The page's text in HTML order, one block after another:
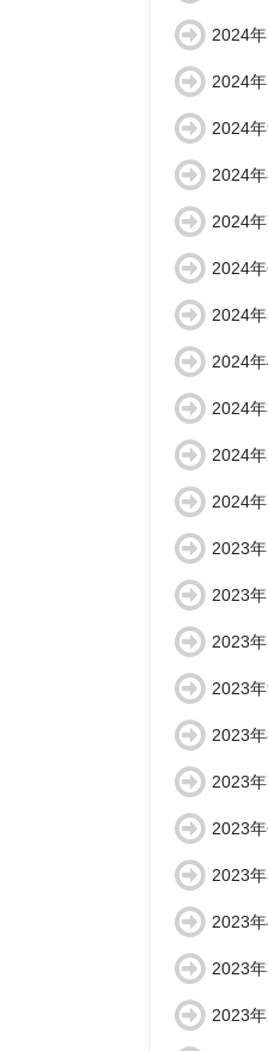
2024
2024
2024年
2024年
2024年
2024年
2024年
2024年
2024年
2024年
2024年
2023
2023
2023
2023年
2023年
2023年
2023年
2023年
2023年
2023年
2023年